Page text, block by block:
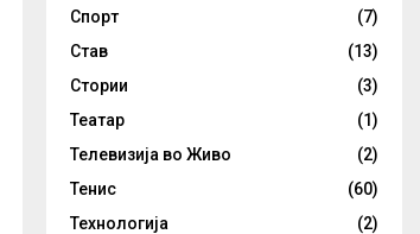
Спорт
(7)
Став
(13)
Стории
(3)
Театар
(1)
Телевизија во Живо
(2)
Тенис
(60)
Технологија
(2)